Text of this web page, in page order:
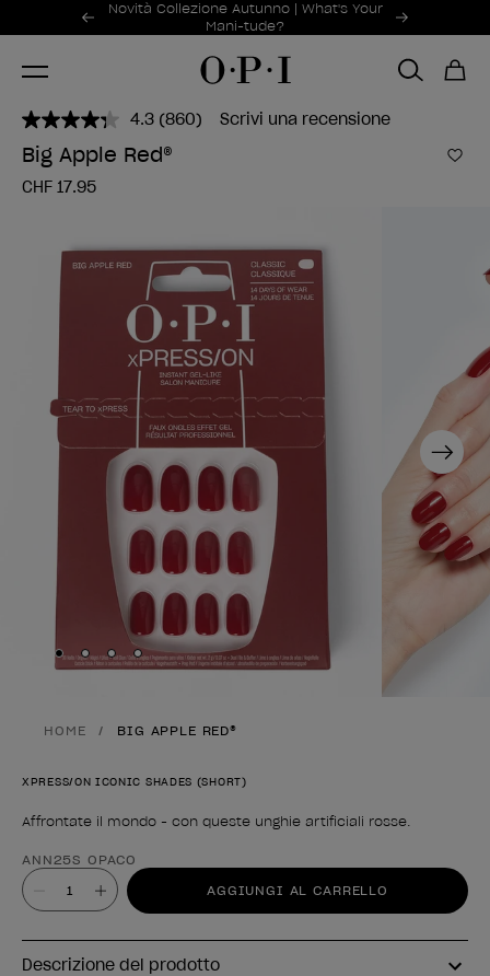
Offerte promozionali
Novità Collezione Autunno | What's Your
Mani-tude?
Item 1 of 2
4.3 Leggi
860
recensioni.
(860) Scrivi una recensione
Big Apple Red®
CHF 17.95
Next
Skip to slide1
Skip to slide2
Skip to slide3
Skip to slide4
HOME BIG APPLE RED®
XPRESS/ON ICONIC SHADES (SHORT)
Affrontate il mondo - con queste unghie artificiali rosse.
Forma del prodotto
ANN25S OPACO
Valore AGGIUNGI AL CARRELLO
Descrizione del prodotto